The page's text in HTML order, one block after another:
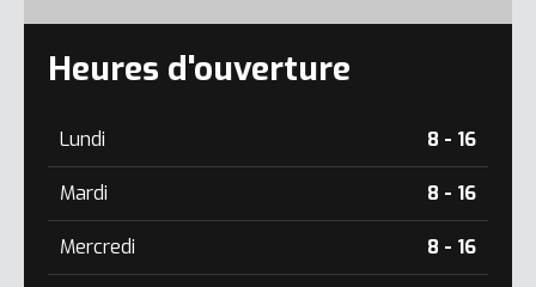
Heures d'ouverture
Lundi 8 - 16
Mardi 8 - 16
Mercredi 8 - 16